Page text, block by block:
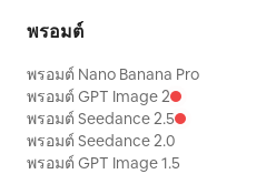
พรอมต์
พรอมต์ Nano Banana Pro
พรอมต์ GPT Image 2
พรอมต์ Seedance 2.5
พรอมต์ Seedance 2.0
พรอมต์ GPT Image 1.5